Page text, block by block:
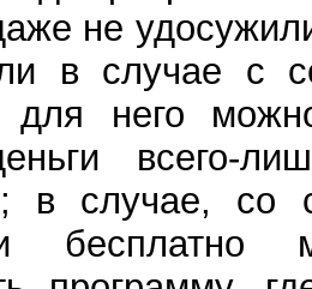
не
в случае с
для него
всего-
в случае,